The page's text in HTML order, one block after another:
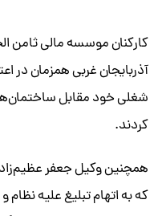
کارکنان موسسه مالی ثامن
آذربایجان غربی همزمان
شغلی خود مقابل
کردند.
همچنین وکیل جعفر